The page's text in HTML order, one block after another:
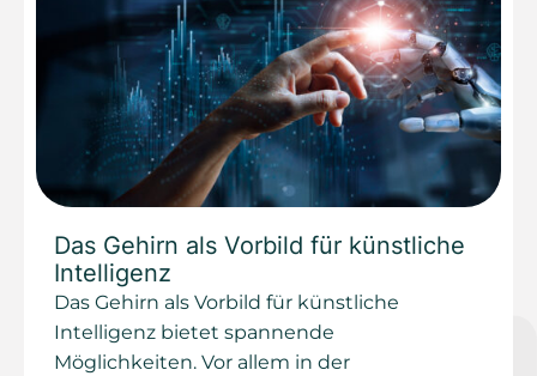
Das Gehirn als Vorbild für künstliche
Intelligenz
Das Gehirn als Vorbild für künstliche
Intelligenz bietet spannende
Möglichkeiten. Vor allem in der